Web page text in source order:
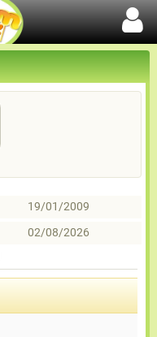
19/01/2009
02/08/2026